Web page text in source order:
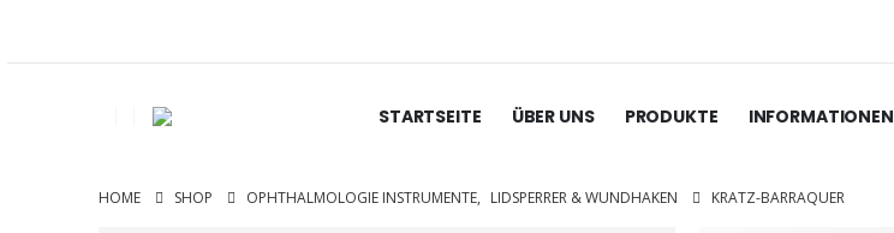
STARTSEITE ÜBER UNS PRODUKTE INFORMATIONEN
HOME SHOP OPHTHALMOLOGIE INSTRUMENTE, LIDSPERRER & WUNDHAKEN KRATZ-BARRAQUER